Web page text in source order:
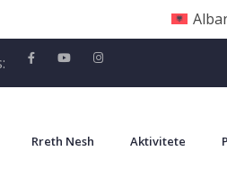
Rreth Nesh Aktivitete